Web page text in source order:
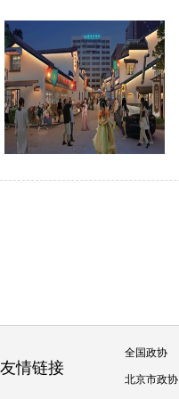
友情链接
全国政协
北京市政协